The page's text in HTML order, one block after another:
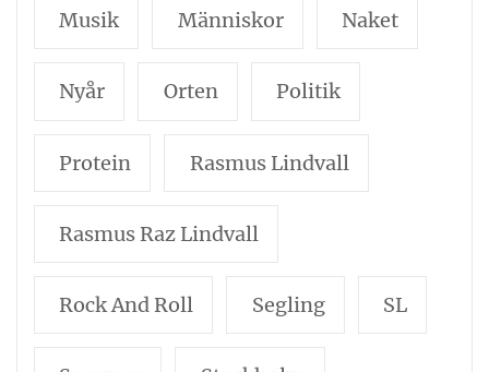
Musik Människor Naket
Nyår Orten Politik
Protein Rasmus Lindvall
Rasmus Raz Lindvall
Rock And Roll Segling SL